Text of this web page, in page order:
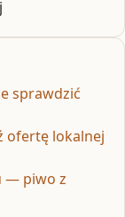
sprawdzić
ofertę lokalnej
— piwo z